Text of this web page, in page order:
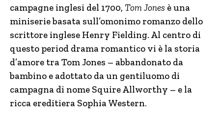
campagne inglesi del 1700, Tom Jones è una
miniserie basata sull’omonimo romanzo dello
scrittore inglese Henry Fielding. Al centro di
questo period drama romantico vi è la storia
d’amore tra Tom Jones – abbandonato da
bambino e adottato da un gentiluomo di
campagna di nome Squire Allworthy – e la
ricca ereditiera Sophia Western.